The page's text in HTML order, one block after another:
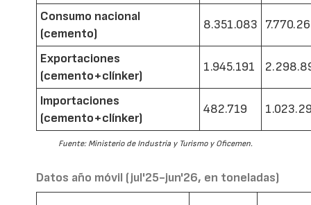
Consumo nacional
(cemento)
8.351.083
Exportaciones
(cemento+clínker)
1.945.191
Importaciones
(cemento+clínker)
482.719
Fuente: Ministerio de Industria y Turismo y Oficemen.
Datos año móvil (jul'25-jun'26, en toneladas)